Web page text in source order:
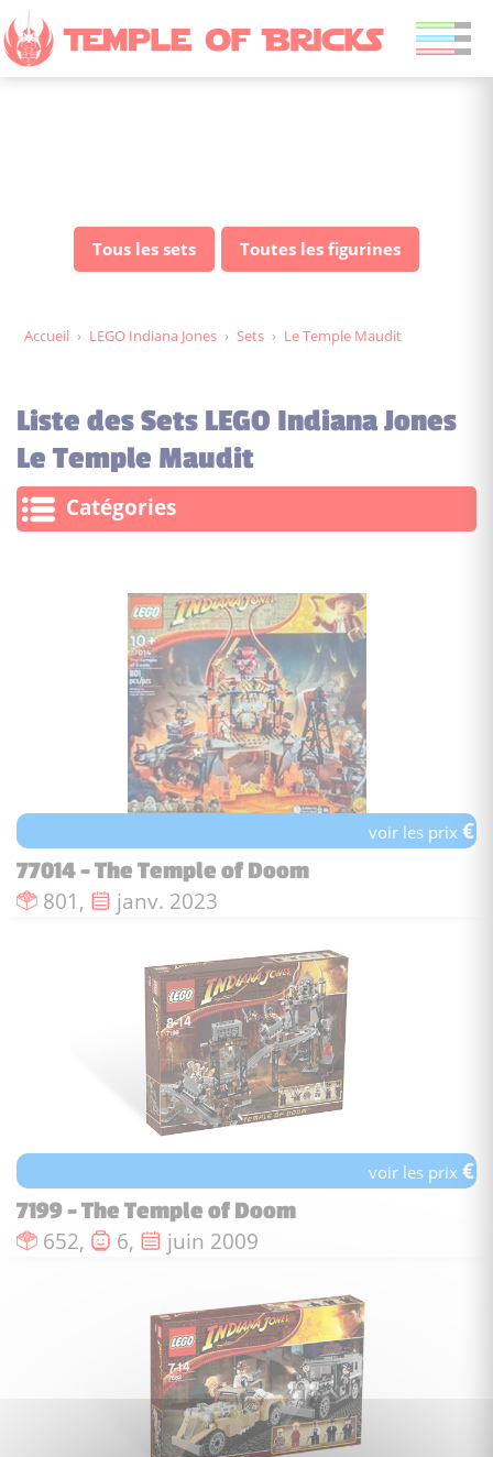
Tous les sets Toutes les figurines
Accueil › LEGO Indiana Jones › Sets › Le Temple Maudit
Liste des Sets LEGO Indiana Jones
Le Temple Maudit
Catégories
voir les prix€
77014 - The Temple of Doom
Nombre de pièces :
801, Date de sortie :
janv. 2023
voir les prix€
7199 - The Temple of Doom
Nombre de pièces :
652, Nombre de figurines :
6, Date de sortie :
juin 2009